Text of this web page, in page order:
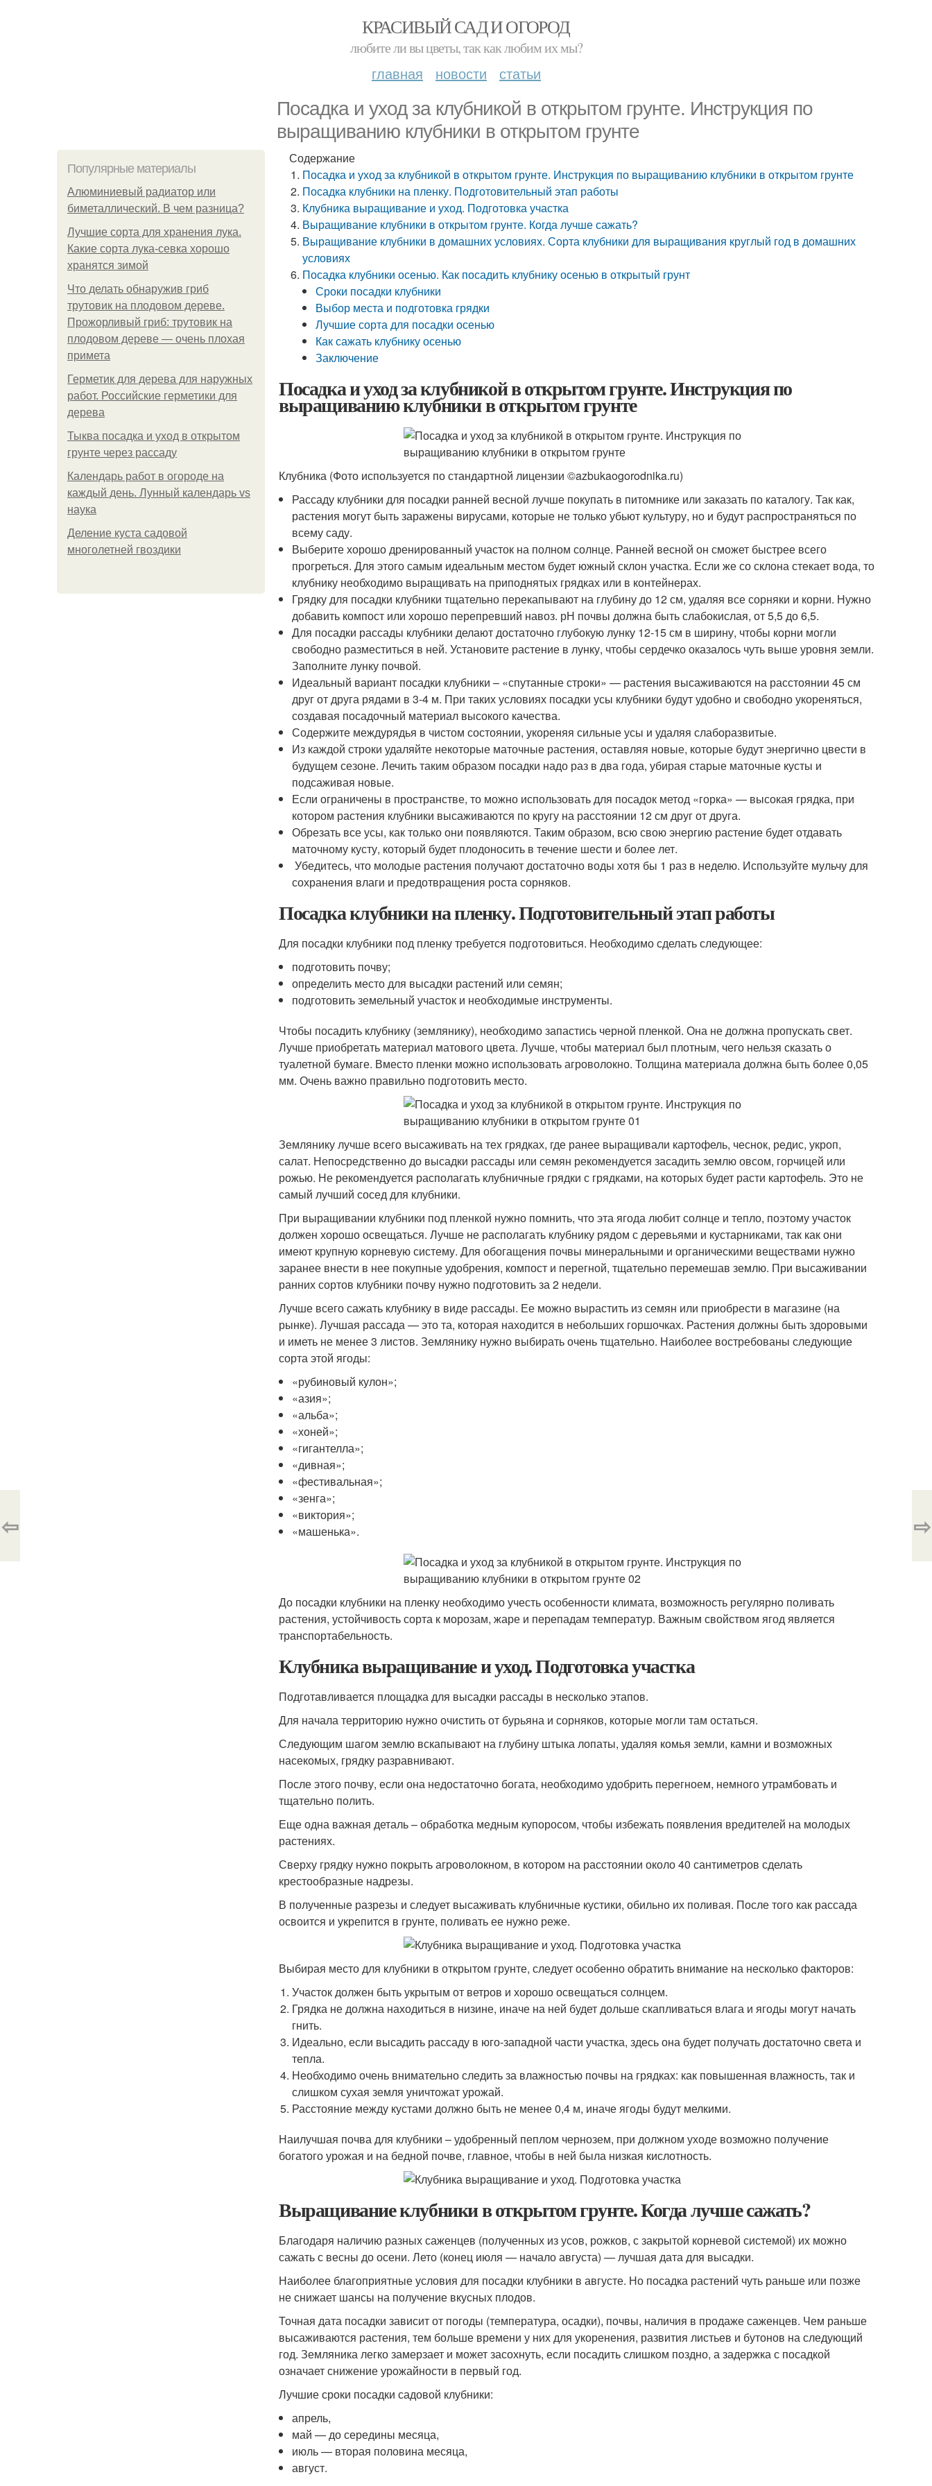
КРАСИВЫЙ САД И ОГОРОД
любите ли вы цветы, так как любим их мы?
главная новости статьи
Посадка и уход за клубникой в открытом грунте. Инструкция по
выращиванию клубники в открытом грунте
Популярные материалы
Алюминиевый радиатор или
биметаллический. В чем разница?
Лучшие сорта для хранения лука.
Какие сорта лука-севка хорошо
хранятся зимой
Что делать обнаружив гриб
трутовик на плодовом дереве.
Прожорливый гриб: трутовик на
плодовом дереве — очень плохая
примета
Герметик для дерева для наружных
работ. Российские герметики для
дерева
Тыква посадка и уход в открытом
грунте через рассаду
Календарь работ в огороде на
каждый день. Лунный календарь vs
наука
Деление куста садовой
многолетней гвоздики
Содержание
Посадка и уход за клубникой в открытом грунте. Инструкция по выращиванию клубники в открытом грунте
Посадка клубники на пленку. Подготовительный этап работы
Клубника выращивание и уход. Подготовка участка
Выращивание клубники в открытом грунте. Когда лучше сажать?
Выращивание клубники в домашних условиях. Сорта клубники для выращивания круглый год в домашних
условиях
Посадка клубники осенью. Как посадить клубнику осенью в открытый грунт
Сроки посадки клубники
Выбор места и подготовка грядки
Лучшие сорта для посадки осенью
Как сажать клубнику осенью
Заключение
Посадка и уход за клубникой в открытом грунте. Инструкция по
выращиванию клубники в открытом грунте
Клубника (Фото используется по стандартной лицензии ©azbukaogorodnika.ru)
Рассаду клубники для посадки ранней весной лучше покупать в питомнике или заказать по каталогу. Так как,
растения могут быть заражены вирусами, которые не только убьют культуру, но и будут распространяться по
всему саду.
Выберите хорошо дренированный участок на полном солнце. Ранней весной он сможет быстрее всего
прогреться. Для этого самым идеальным местом будет южный склон участка. Если же со склона стекает вода, то
клубнику необходимо выращивать на приподнятых грядках или в контейнерах.
Грядку для посадки клубники тщательно перекапывают на глубину до 12 см, удаляя все сорняки и корни. Нужно
добавить компост или хорошо перепревший навоз. рН почвы должна быть слабокислая, от 5,5 до 6,5.
Для посадки рассады клубники делают достаточно глубокую лунку 12-15 см в ширину, чтобы корни могли
свободно разместиться в ней. Установите растение в лунку, чтобы сердечко оказалось чуть выше уровня земли.
Заполните лунку почвой.
Идеальный вариант посадки клубники – «спутанные строки» — растения высаживаются на расстоянии 45 см
друг от друга рядами в 3-4 м. При таких условиях посадки усы клубники будут удобно и свободно укореняться,
создавая посадочный материал высокого качества.
Содержите междурядья в чистом состоянии, укореняя сильные усы и удаляя слаборазвитые.
Из каждой строки удаляйте некоторые маточные растения, оставляя новые, которые будут энергично цвести в
будущем сезоне. Лечить таким образом посадки надо раз в два года, убирая старые маточные кусты и
подсаживая новые.
Если ограничены в пространстве, то можно использовать для посадок метод «горка» — высокая грядка, при
котором растения клубники высаживаются по кругу на расстоянии 12 см друг от друга.
Обрезать все усы, как только они появляются. Таким образом, всю свою энергию растение будет отдавать
маточному кусту, который будет плодоносить в течение шести и более лет.
Убедитесь, что молодые растения получают достаточно воды хотя бы 1 раз в неделю. Используйте мульчу для
сохранения влаги и предотвращения роста сорняков.
Посадка клубники на пленку. Подготовительный этап работы
Для посадки клубники под пленку требуется подготовиться. Необходимо сделать следующее:
подготовить почву;
определить место для высадки растений или семян;
подготовить земельный участок и необходимые инструменты.
Чтобы посадить клубнику (землянику), необходимо запастись черной пленкой. Она не должна пропускать свет.
Лучше приобретать материал матового цвета. Лучше, чтобы материал был плотным, чего нельзя сказать о
туалетной бумаге. Вместо пленки можно использовать агроволокно. Толщина материала должна быть более 0,05
мм. Очень важно правильно подготовить место.
Землянику лучше всего высаживать на тех грядках, где ранее выращивали картофель, чеснок, редис, укроп,
салат. Непосредственно до высадки рассады или семян рекомендуется засадить землю овсом, горчицей или
рожью. Не рекомендуется располагать клубничные грядки с грядками, на которых будет расти картофель. Это не
самый лучший сосед для клубники.
При выращивании клубники под пленкой нужно помнить, что эта ягода любит солнце и тепло, поэтому участок
должен хорошо освещаться. Лучше не располагать клубнику рядом с деревьями и кустарниками, так как они
имеют крупную корневую систему. Для обогащения почвы минеральными и органическими веществами нужно
заранее внести в нее покупные удобрения, компост и перегной, тщательно перемешав землю. При высаживании
ранних сортов клубники почву нужно подготовить за 2 недели.
Лучше всего сажать клубнику в виде рассады. Ее можно вырастить из семян или приобрести в магазине (на
рынке). Лучшая рассада — это та, которая находится в небольших горшочках. Растения должны быть здоровыми
и иметь не менее 3 листов. Землянику нужно выбирать очень тщательно. Наиболее востребованы следующие
сорта этой ягоды:
«рубиновый кулон»;
«азия»;
«альба»;
«хоней»;
«гигантелла»;
«дивная»;
«фестивальная»;
«зенга»;
«виктория»;
«машенька».
До посадки клубники на пленку необходимо учесть особенности климата, возможность регулярно поливать
растения, устойчивость сорта к морозам, жаре и перепадам температур. Важным свойством ягод является
транспортабельность.
Клубника выращивание и уход. Подготовка участка
Подготавливается площадка для высадки рассады в несколько этапов.
Для начала территорию нужно очистить от бурьяна и сорняков, которые могли там остаться.
Следующим шагом землю вскапывают на глубину штыка лопаты, удаляя комья земли, камни и возможных
насекомых, грядку разравнивают.
После этого почву, если она недостаточно богата, необходимо удобрить перегноем, немного утрамбовать и
тщательно полить.
Еще одна важная деталь – обработка медным купоросом, чтобы избежать появления вредителей на молодых
растениях.
Сверху грядку нужно покрыть агроволокном, в котором на расстоянии около 40 сантиметров сделать
крестообразные надрезы.
В полученные разрезы и следует высаживать клубничные кустики, обильно их поливая. После того как рассада
освоится и укрепится в грунте, поливать ее нужно реже.
Выбирая место для клубники в открытом грунте, следует особенно обратить внимание на несколько факторов:
Участок должен быть укрытым от ветров и хорошо освещаться солнцем.
Грядка не должна находиться в низине, иначе на ней будет дольше скапливаться влага и ягоды могут начать
гнить.
Идеально, если высадить рассаду в юго-западной части участка, здесь она будет получать достаточно света и
тепла.
Необходимо очень внимательно следить за влажностью почвы на грядках: как повышенная влажность, так и
слишком сухая земля уничтожат урожай.
Расстояние между кустами должно быть не менее 0,4 м, иначе ягоды будут мелкими.
Наилучшая почва для клубники – удобренный пеплом чернозем, при должном уходе возможно получение
богатого урожая и на бедной почве, главное, чтобы в ней была низкая кислотность.
Выращивание клубники в открытом грунте. Когда лучше сажать?
Благодаря наличию разных саженцев (полученных из усов, рожков, с закрытой корневой системой) их можно
сажать с весны до осени. Лето (конец июля — начало августа) — лучшая дата для высадки.
Наиболее благоприятные условия для посадки клубники в августе. Но посадка растений чуть раньше или позже
не снижает шансы на получение вкусных плодов.
Точная дата посадки зависит от погоды (температура, осадки), почвы, наличия в продаже саженцев. Чем раньше
высаживаются растения, тем больше времени у них для укоренения, развития листьев и бутонов на следующий
год. Земляника легко замерзает и может засохнуть, если посадить слишком поздно, а задержка с посадкой
означает снижение урожайности в первый год.
Лучшие сроки посадки садовой клубники:
апрель,
май — до середины месяца,
июль — вторая половина месяца,
август.
⇦ ⇨